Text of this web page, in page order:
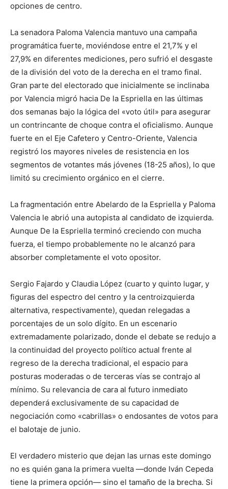
opciones de centro.
La senadora Paloma Valencia mantuvo una campaña
programática fuerte, moviéndose entre el 21,7% y el
27,9% en diferentes mediciones, pero sufrió el desgaste
de la división del voto de la derecha en el tramo final.
Gran parte del electorado que inicialmente se inclinaba
por Valencia migró hacia De la Espriella en las últimas
dos semanas bajo la lógica del «voto útil» para asegurar
un contrincante de choque contra el oficialismo. Aunque
fuerte en el Eje Cafetero y Centro-Oriente, Valencia
registró los mayores niveles de resistencia en los
segmentos de votantes más jóvenes (18-25 años), lo que
limitó su crecimiento orgánico en el cierre.
La fragmentación entre Abelardo de la Espriella y Paloma
Valencia le abrió una autopista al candidato de izquierda.
Aunque De la Espriella terminó creciendo con mucha
fuerza, el tiempo probablemente no le alcanzó para
absorber completamente el voto opositor.
Sergio Fajardo y Claudia López (cuarto y quinto lugar, y
figuras del espectro del centro y la centroizquierda
alternativa, respectivamente), quedan relegadas a
porcentajes de un solo dígito. En un escenario
extremadamente polarizado, donde el debate se redujo a
la continuidad del proyecto político actual frente al
regreso de la derecha tradicional, el espacio para
posturas moderadas o de terceras vías se contrajo al
mínimo. Su relevancia de cara al futuro inmediato
dependerá exclusivamente de su capacidad de
negociación como «cabrillas» o endosantes de votos para
el balotaje de junio.
El verdadero misterio que dejan las urnas este domingo
no es quién gana la primera vuelta —donde Iván Cepeda
tiene la primera opción— sino el tamaño de la brecha. Si